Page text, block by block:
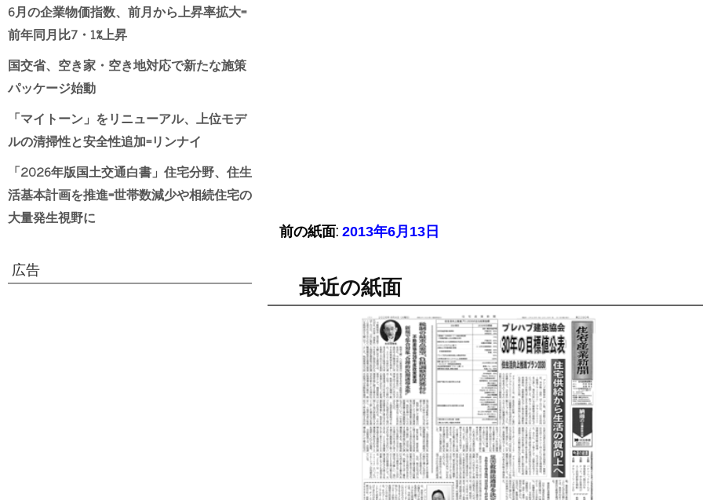
前の紙面: 2013年6月13日
最近の紙面
6月の企業物価指数、前月から上昇率拡大=
前年同月比7・1%上昇
国交省、空き家・空き地対応で新たな施策
パッケージ始動
「マイトーン」をリニューアル、上位モデ
ルの清掃性と安全性追加=リンナイ
「2026年版国土交通白書」住宅分野、住生
活基本計画を推進=世帯数減少や相続住宅の
大量発生視野に
広告